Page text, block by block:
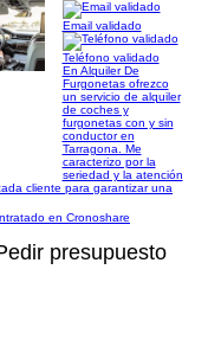
Email validado
Teléfono validado
En Alquiler De
Furgonetas ofrezco
un servicio de alquiler
de coches y
furgonetas con y sin
conductor en
Tarragona. Me
caracterizo por la
seriedad y la atención
cliente para garantizar una
en Cronoshare
presupuesto